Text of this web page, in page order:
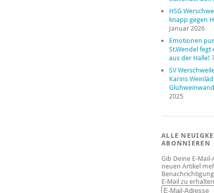
HSG
knapp gegen
Januar 2026
Emotionen
St.Wendel
aus der Halle!
SV
Karins
2025
ALLE
ABONNIEREN
Gib Deine E-
neuen Artikel
E-Mail zu